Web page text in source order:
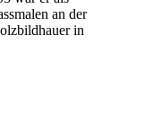
an der
in